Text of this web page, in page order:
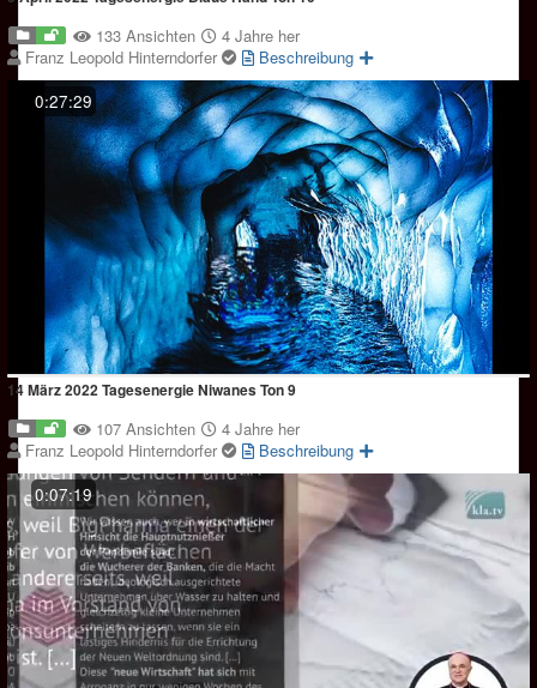
133 Ansichten
4 Jahre her
Franz Leopold Hinterndorfer
Beschreibung
0:27:29
14 März 2022 Tagesenergie Niwanes Ton 9
107 Ansichten
4 Jahre her
Franz Leopold Hinterndorfer
Beschreibung
0:07:19